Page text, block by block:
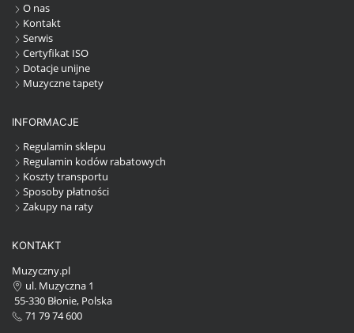
O nas
Kontakt
Serwis
Certyfikat ISO
Dotacje unijne
Muzyczne tapety
INFORMACJE
Regulamin sklepu
Regulamin kodów rabatowych
Koszty transportu
Sposoby płatności
Zakupy na raty
KONTAKT
Muzyczny.pl
ul. Muzyczna 1
55-330 Błonie, Polska
71 79 74 600